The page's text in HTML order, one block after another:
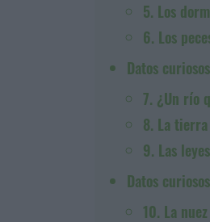
5. Los
6. Los
Datos
7. ¿Un río
8. La
9. Las
Datos
10. La